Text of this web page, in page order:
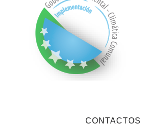
CONTACTOS